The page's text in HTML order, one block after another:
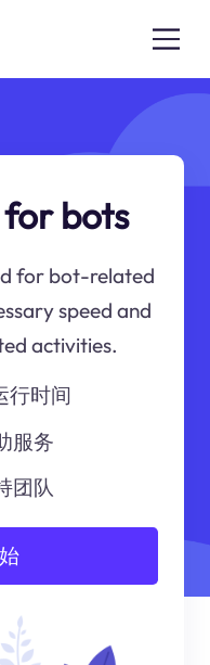
bots
for bot-related
speed and
activities.
行时间
服务
团队